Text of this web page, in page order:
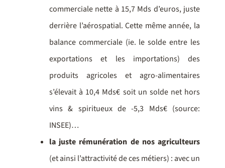
commerciale nette à 15,7 Mds d’euros, juste
derrière l’aérospatial. Cette même année, la
balance commerciale (ie. le solde entre les
exportations et les importations) des
produits agricoles et agro-alimentaires
s’élevait à 10,4 Mds€ soit un solde net hors
vins & spiritueux de -5,3 Mds€ (source:
INSEE)…
la juste rémunération de nos agriculteurs
(et ainsi l’attractivité de ces métiers) : avec un